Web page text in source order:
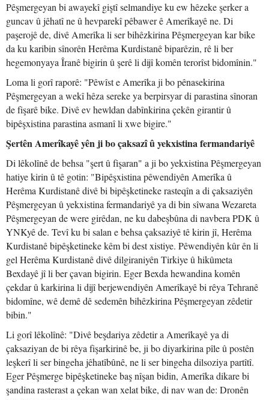
Pêşmergeyan bi awayekî giştî selmandiye ku ew hêzeke şerker a
guncav û jêhatî ne û hevparekî pêbawer ê Amerîkayê ne. Di
paşerojê de, divê Amerîka li ser bihêzkirina Pêşmergeyan kar bike
da ku karibin sînorên Herêma Kurdistanê biparêzin, rê li ber
hegemonyaya Îranê bigirin û şerê li dijî komên terorîst bidomînin."
Loma li gorî raporê: "Pêwîst e Amerîka ji bo pênasekirina
Pêşmergeyan a wekî hêza sereke ya berpirsyar di parastina sînoran
de fişarê bike. Divê ev hewldan dabînkirina çekên girantir û
bipêşxistina parastina asmanî li xwe bigire."
Şertên Amerîkayê yên ji bo çaksazî û yekxistina fermandariyê
Di lêkolînê de behsa "şert û fişaran" a ji bo yekxistina Pêşmergeyan
hatiye kirin û tê gotin: "Bipêşxistina pêwendiyên Amerîka û
Herêma Kurdistanê divê bi bipêşketineke rasteqîn a di çaksaziyên
Pêşmergeyan û yekxistina fermandariyê ya di bin sîwana Wezareta
Pêşmergeyan de were girêdan, ne ku dabeşbûna di navbera PDK û
YNKyê de. Tevî ku bi salan e behsa çaksaziyê tê kirin jî, Herêma
Kurdistanê bipêşketineke kêm bi dest xistiye. Pêwendiyên kûr ên li
gel Herêma Kurdistanê divê dilgiraniyên Tirkiye û hikûmeta
Bexdayê jî li ber çavan bigirin. Eger Bexda hewandina komên
çekdar û karkirina li dijî berjewendiyên Amerîkayê bi rêya Tehranê
bidomîne, wê demê dê sedemên bihêzkirina Pêşmergeyan zêdetir
bibin."
Li gorî lêkolînê: "Divê beşdariya zêdetir a Amerîkayê ya di
çaksaziyan de bi rêya fişarkirinê be, ji bo diyarkirina pîle û postên
leşkerî li ser bingeha jêhatîbûnê, ne li ser bingeha dilsoziya partîtî.
Eger Pêşmerge bipêşketineke baş nîşan bidin, Amerîka dikare bi
şandina rasterast a çekan wan xelat bike, di nav wan de: Dronên